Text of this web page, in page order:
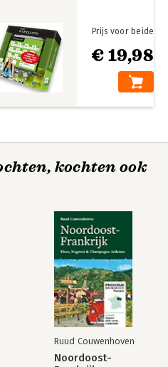
€ 19,98
Prijs voor beide
kochten ook
Ruud Couwenhoven
Noordoost-